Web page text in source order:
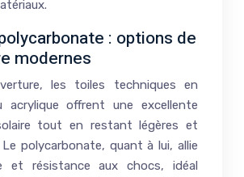
: options de
modernes
les toiles techniques en
acrylique offrent une excellente
tout en restant légères et
polycarbonate, quant à lui, allie
et résistance aux chocs, idéal